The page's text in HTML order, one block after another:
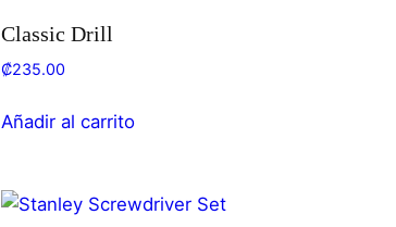
Classic Drill
₡235.00
Añadir al carrito